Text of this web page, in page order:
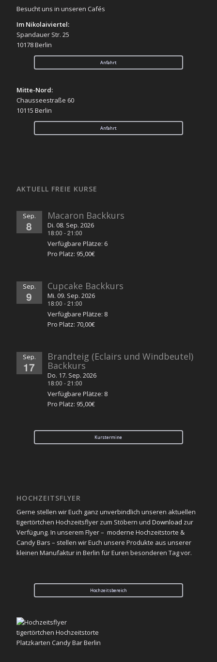
Besucht uns in unseren Cafés
Im Nikolaiviertel:
Spandauer Str. 25
10178 Berlin
Anfahrt
Mitte-Nord:
Chausseestraße 60
10115 Berlin
Anfahrt
AKTUELL FREIE KURSE
Sep.
8
Macaron Backkurs
Di. 08. Sep. 2026
18:00 -21:00
Verfügbare Plätze: 6
Pro Platz: 95,00€
Sep.
9
Cupcake Backkurs
Mi. 09. Sep. 2026
18:00 -21:00
Verfügbare Plätze: 8
Pro Platz: 70,00€
Sep.
17
Brandteig (Eclairs und Windbeutel)
Backkurs
Do. 17. Sep. 2026
18:00 -21:00
Verfügbare Plätze: 8
Pro Platz: 95,00€
Kurstermine
HOCHZEITSFLYER
Gerne stellen wir Euch ganz unverbindlich unseren aktuellen
tigertörtchen Hochzeitsflyer zum Stöbern und Download zur
Verfügung. In unserem Flyer – moderne Hochzeitstorte &
Candy Bars – stellen wir Euch unsere Produkte aus unserer
kleinen Manufaktur in Berlin für Euren besonderen Tag vor.
Hochzeitsbereich